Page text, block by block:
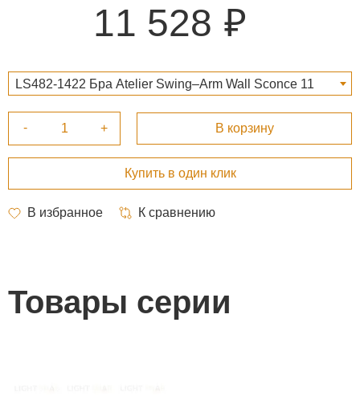
11 528
LS482-1422 Бра Atelier Swing–Arm Wall Sconce 11
Товары серии